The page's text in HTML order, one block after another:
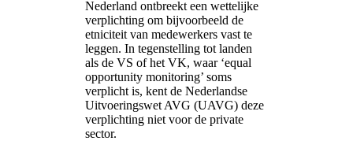
Nederland ontbreekt een wettelijke
verplichting om bijvoorbeeld de
etniciteit van medewerkers vast te
leggen. In tegenstelling tot landen
als de VS of het VK, waar ‘equal
opportunity monitoring’ soms
verplicht is, kent de Nederlandse
Uitvoeringswet AVG (UAVG) deze
verplichting niet voor de private
sector.